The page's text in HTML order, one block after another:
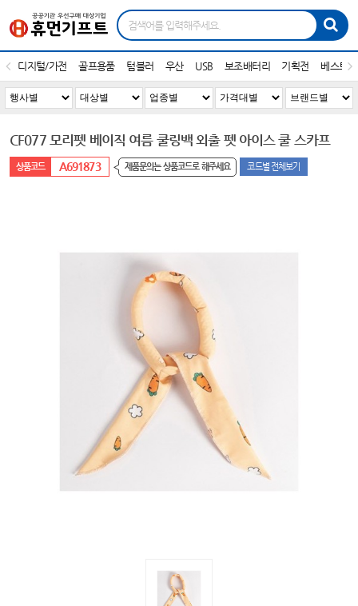
디지털/가전 골프용품 텀블러 우산 USB 보조배터리 기획전 베스트
CF077 모리펫 베이직 여름 쿨링백 외출 펫 아이스 쿨 스카프
A691873 제품문의는 상품코드로 해주세요 코드별 전체보기